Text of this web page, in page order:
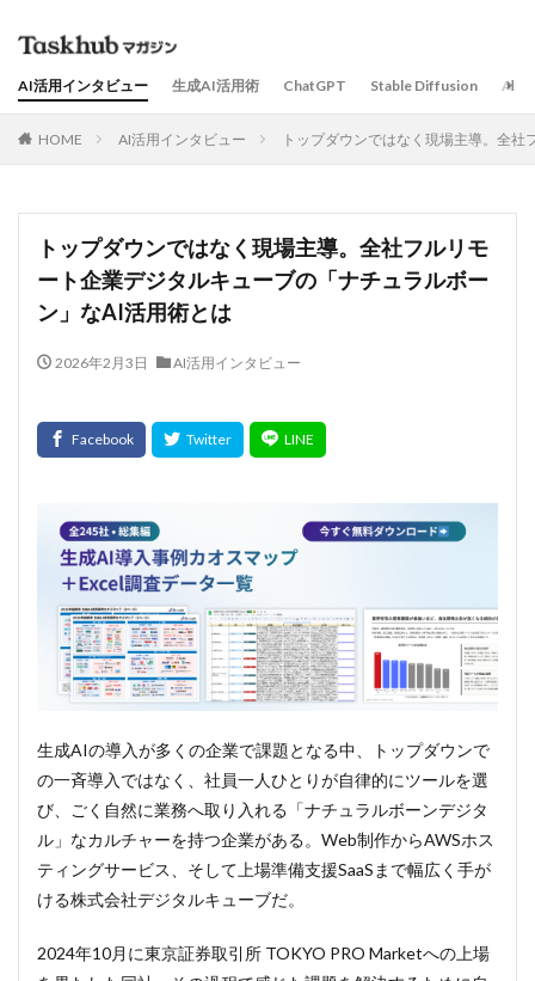
AI活用インタビュー 生成AI活用術 ChatGPT Stable Diffusion AIサ
HOME AI活用インタビュー トップダウンではなく現場主導。全
トップダウンではなく現場主導。全社フルリモ
ート企業デジタルキューブの「ナチュラルボー
ン」なAI活用術とは
2026年2月3日 AI活用インタビュー
生成AIの導入が多くの企業で課題となる中、トップダウンで
の一斉導入ではなく、社員一人ひとりが自律的にツールを選
び、ごく自然に業務へ取り入れる「ナチュラルボーンデジタ
ル」なカルチャーを持つ企業がある。Web制作からAWSホス
ティングサービス、そして上場準備支援SaaSまで幅広く手が
ける株式会社デジタルキューブだ。
2024年10月に東京証券取引所 TOKYO PRO Marketへの上場